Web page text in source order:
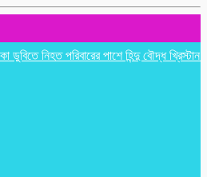
নিহত পরিবারের পাশে হিন্দু বৌদ্ধ খ্রিস্টান ঐক্য